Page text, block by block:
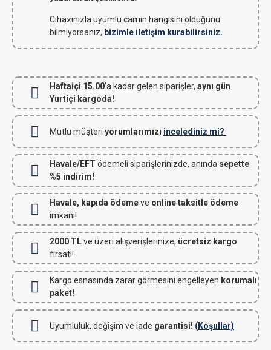
Cihazınızla uyumlu camın hangisini olduğunu
bilmiyorsanız, bizimle iletişim kurabilirsiniz.
Haftaiçi 15.00'a kadar gelen siparişler, aynı gün
Yurtiçi kargoda!
Mutlu müşteri yorumlarımızı incelediniz mi?
Havale/EFT ödemeli siparişlerinizde, anında sepette
%5 indirim!
Havale, kapıda ödemeve online taksitle ödeme
imkanı!
2000 TLve üzeri alışverişlerinize, ücretsiz kargo
fırsatı!
Kargo esnasında zarar görmesini engelleyen korumalı
paket!
Uyumluluk, değişim ve iade garantisi! (Koşullar)